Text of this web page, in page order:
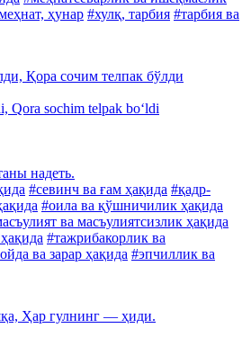
ҳунар #хулқ, тарбия #тарбия ва
Қора сочим телпак бўлди
Qora sochim telpak bo‘ldi
надеть.
#севинч ва ғам ҳақида #қадр-
#оила ва қўшничилик ҳақида
ва масъулиятсизлик ҳақида
#тажрибакорлик ва
ва зарар ҳақида #эпчиллик ва
Ҳар гулнинг — ҳиди.